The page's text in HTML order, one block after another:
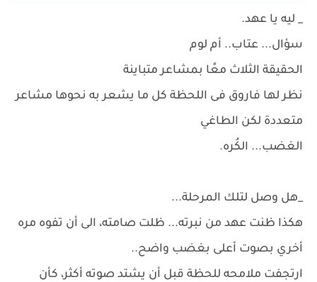
_ ليه يا عهد.
سؤال... عتاب.. أم لوم
الحقيقة الثلاث معًا بمشاعر متباينة
نظر لها فاروق فى اللحظة كل ما يشعر به نحوها مشاعر
متعددة لكن الطاغي
الغضب... الكُره.
_هل وصل لتلك المرحلة...
هكذا ظنت عهد من نبرته... ظلت صامته، الى أن تفوه مره
أخري بصوت أعلى بغضب واضح..
ارتجفت ملامحه للحظة قبل أن يشتد صوته أكثر، كأن